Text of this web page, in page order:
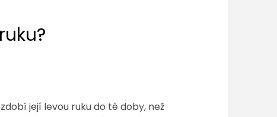
její levou ruku do té doby, než